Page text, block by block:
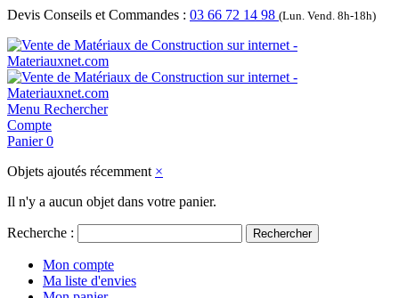
Devis Conseils et Commandes : 03 66 72 14 98 (Lun. Vend. 8h-18h)
Menu Rechercher
Compte
Panier 0
Objets ajoutés récemment ×
Il n'y a aucun objet dans votre panier.
Recherche : Rechercher
Mon compte
Ma liste d'envies